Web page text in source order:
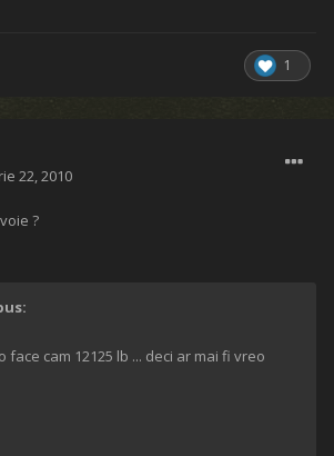
1
22, 2010
?
face cam 12125 lb ... deci ar mai fi vreo